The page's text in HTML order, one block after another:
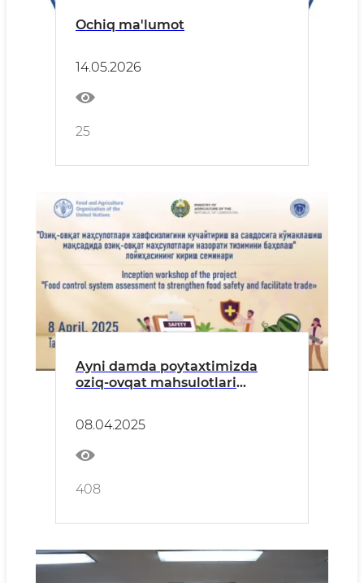
Ochiq ma'lumot
14.05.2026
25
Ayni damda poytaxtimizda
oziq-ovqat mahsulotlari
ochilishga bag`ishlangan
seminar bo’lib o’tmoqda!
08.04.2025
408